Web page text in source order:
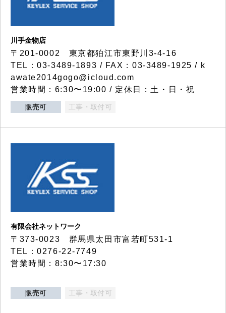
川手金物店
〒201-0002 東京都狛江市東野川3-4-16
TEL：03-3489-1893 / FAX：03-3489-1925 / k
awate2014gogo@icloud.com
営業時間：6:30〜19:00 / 定休日：土・日・祝
販売可 工事・取付可
有限会社ネットワーク
〒373-0023 群馬県太田市富若町531-1
TEL：0276-22-7749
営業時間：8:30〜17:30
販売可 工事・取付可